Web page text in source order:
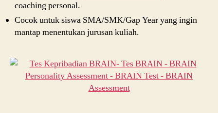
coaching personal.
Cocok untuk siswa SMA/SMK/Gap Year yang ingin
mantap menentukan jurusan kuliah.